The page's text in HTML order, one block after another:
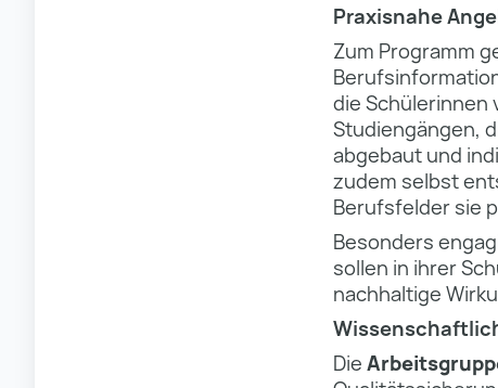
Praxisnahe
Zum Programm
die Schülerinnen
Studiengängen,
abgebaut und
zudem selbst
Berufsfelder sie
Besonders
sollen in ihrer
nachhaltige
Die